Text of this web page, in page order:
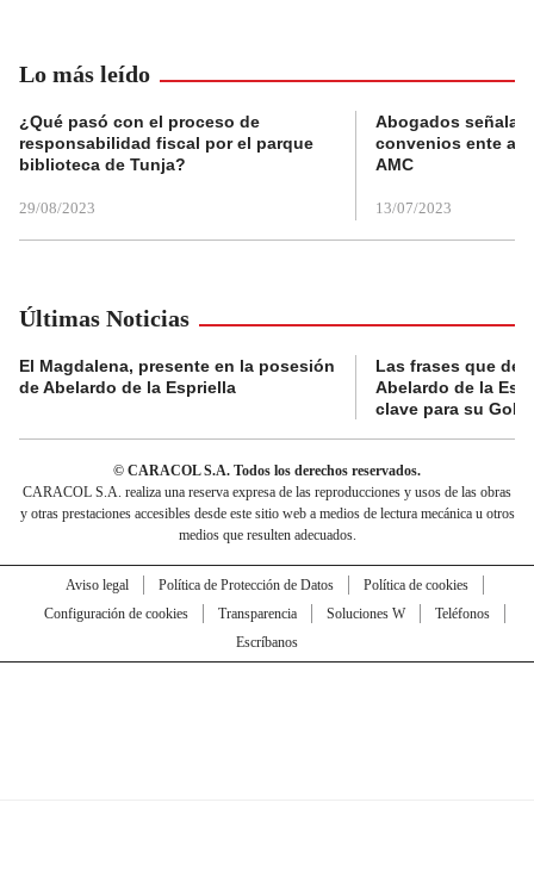
Lo más leído
¿Qué pasó con el proceso de
responsabilidad fiscal por el parque
biblioteca de Tunja?
29/08/2023
Abogados
convenios ente
AMC
13/07/2023
Últimas Noticias
El Magdalena, presente en la posesión
de Abelardo de la Espriella
Las frases que
Abelardo de la
clave para su
© CARACOL S.A. Todos los derechos reservados.
CARACOL S.A. realiza una reserva expresa de las reproducciones y usos de las obras
y otras prestaciones accesibles desde este sitio web a medios de lectura mecánica u otros
medios que resulten adecuados.
Aviso legal Política de Protección de Datos
Política de cookies
Configuración de cookies
Transparencia Soluciones W
Teléfonos
Escríbanos